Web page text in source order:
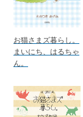
お猫さまズ暮らし。
まいにち、はるちゃ
ん。